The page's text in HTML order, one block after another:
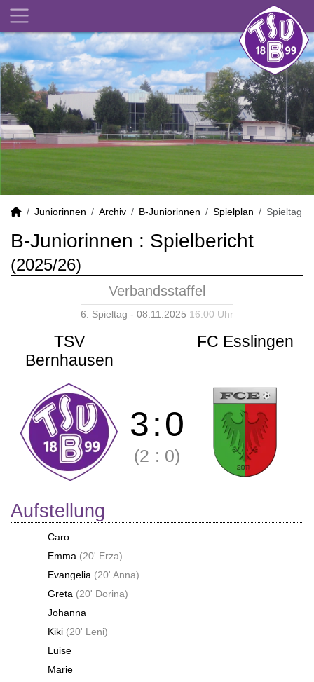
Juniorinnen Archiv B-Juniorinnen Spielplan Spieltag
B-Juniorinnen : Spielbericht
(2025/26)
Verbandsstaffel
6. Spieltag - 08.11.2025 16:00 Uhr
TSV
Bernhausen
FC Esslingen
3:0
(2 : 0)
Aufstellung
Caro
Emma (20' Erza)
Evangelia (20' Anna)
Greta (20' Dorina)
Johanna
Kiki (20' Leni)
Luise
Marie